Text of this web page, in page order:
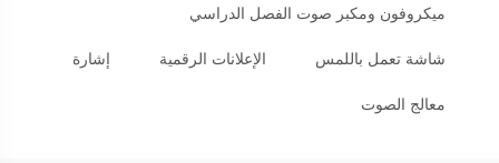
ميكروفون ومكبر صوت الفصل الدراسي
شاشة تعمل باللمس الإعلانات الرقمية إشارة
معالج الصوت